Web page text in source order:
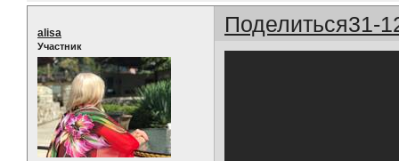
Поделиться31-
alisa
Участник